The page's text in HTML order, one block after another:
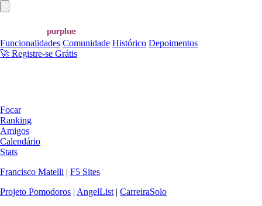
Funcionalidades Comunidade Histórico Depoimentos
🚀 Registre-se Grátis
Focar
Ranking
Amigos
Calendário
Stats
Francisco Matelli | F5 Sites
Projeto Pomodoros | AngelList | CarreiraSolo